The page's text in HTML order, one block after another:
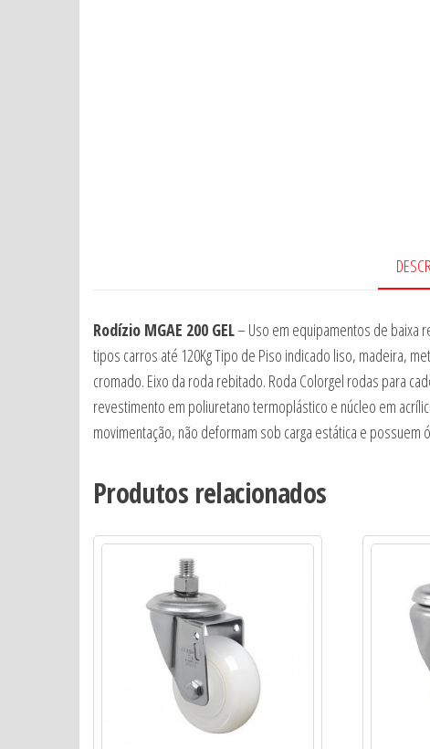
Rodízio MGAE 200 GEL– Uso em equipamentos de baixa
tipos carros até 120Kg Tipo de Piso indicado liso, madeira,
cromado. Eixo da roda rebitado. Roda Colorgel rodas para
revestimento em poliuretano termoplástico e núcleo em
movimentação, não deformam sob carga estática e
Produtos relacionados